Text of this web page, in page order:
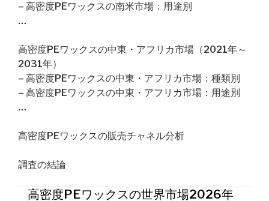
– 高密度PEワックスの南米市場：用途別
…
高密度PEワックスの中東・アフリカ市場（2021年～
2031年）
– 高密度PEワックスの中東・アフリカ市場：種類別
– 高密度PEワックスの中東・アフリカ市場：用途別
…
高密度PEワックスの販売チャネル分析
調査の結論
高密度PEワックスの世界市場2026年